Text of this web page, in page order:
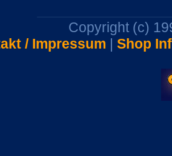
Copyright (c)
/ Impressum | Shop